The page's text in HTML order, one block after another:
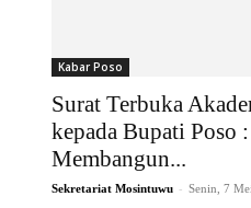
Kabar Poso
Surat Terbuka
kepada Bupati Poso
Membangun...
Sekretariat Mosintuwu - Senin, 7